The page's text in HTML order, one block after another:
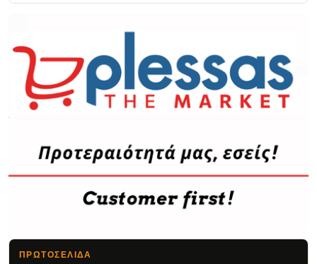
ΠΡΩΤΟΣΈΛΙΔΑ